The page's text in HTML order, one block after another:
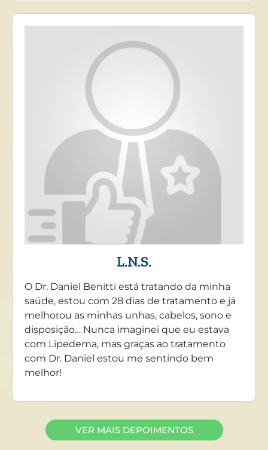
L.N.S.
O Dr. Daniel Benitti está tratando da minha
saúde, estou com 28 dias de tratamento e já
melhorou as minhas unhas, cabelos, sono e
disposição… Nunca imaginei que eu estava
com Lipedema, mas graças ao tratamento
com Dr. Daniel estou me sentindo bem
melhor!
VER MAIS DEPOIMENTOS